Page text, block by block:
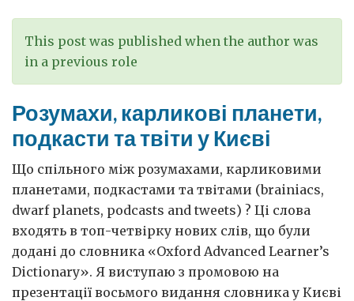
This post was published when the author was
in a previous role
Розумахи, карликові планети,
подкасти та твіти у Києві
Що спільного між розумахами, карликовими
планетами, подкастами та твітами (brainiacs,
dwarf planets, podcasts and tweets) ? Ці слова
входять в топ-четвірку нових слів, що були
додані до словника «Oxford Advanced Learner’s
Dictionary». Я виступаю з промовою на
презентації восьмого видання словника у Києві